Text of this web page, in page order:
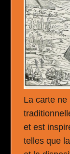
La carte ne
et est
telles que